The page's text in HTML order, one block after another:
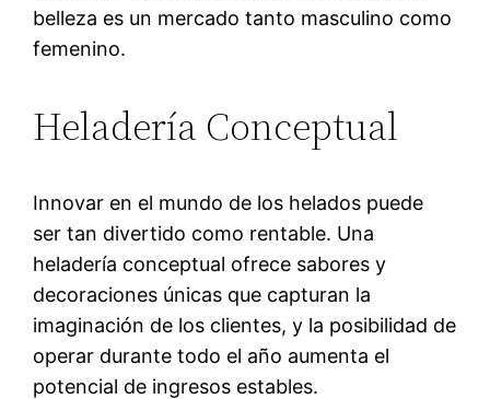
belleza es un mercado tanto masculino como
femenino.
Heladería Conceptual
Innovar en el mundo de los helados puede
ser tan divertido como rentable. Una
heladería conceptual ofrece sabores y
decoraciones únicas que capturan la
imaginación de los clientes, y la posibilidad de
operar durante todo el año aumenta el
potencial de ingresos estables.